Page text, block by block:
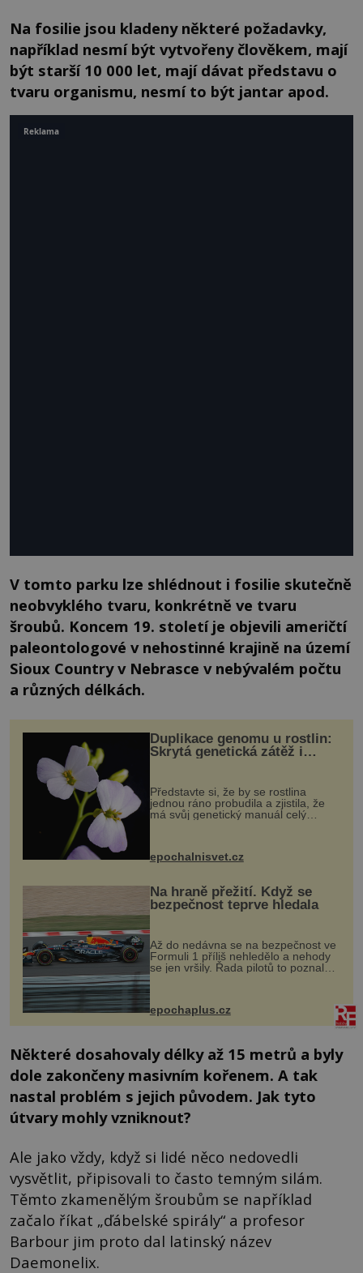
Na fosilie jsou kladeny některé požadavky,
například nesmí být vytvořeny člověkem, mají
být starší 10 000 let, mají dávat představu o
tvaru organismu, nesmí to být jantar apod.
V tomto parku lze shlédnout i fosilie skutečně
neobvyklého tvaru, konkrétně ve tvaru
šroubů. Koncem 19. století je objevili američtí
paleontologové v nehostinné krajině na území
Sioux Country v Nebrasce v nebývalém počtu
a různých délkách.
Duplikace genomu u rostlin:
Skrytá genetická zátěž i
Představte si, že by se rostlina
jednou ráno probudila a zjistila, že
má svůj genetický manuál celý
vstupenka...
epochalnisvet.cz
Na hraně přežití. Když se
bezpečnost teprve hledala
Až do nedávna se na bezpečnost ve
Formuli 1 příliš nehledělo a nehody
se jen vršily. Řada pilotů to poznala
na vlastní kůži, často s trvalými
následky nebo bohužel i ztrátou
života. Dnes nepochopiteln...
epochaplus.cz
Některé dosahovaly délky až 15 metrů a byly
dole zakončeny masivním kořenem. A tak
nastal problém s jejich původem. Jak tyto
útvary mohly vzniknout?
Ale jako vždy, když si lidé něco nedovedli
vysvětlit, připisovali to často temným silám.
Těmto zkamenělým šroubům se například
začalo říkat „ďábelské spirály“ a profesor
Barbour jim proto dal latinský název
Daemonelix.
Reklama